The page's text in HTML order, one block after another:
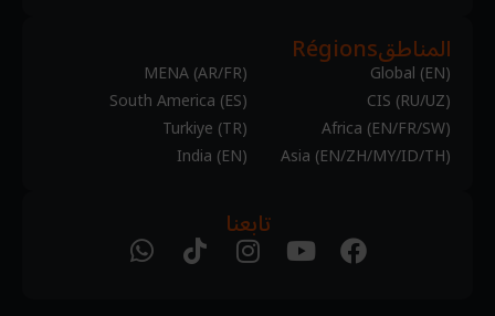
المناطقRégions
Global (EN)
CIS (RU/UZ)
Africa (EN/FR/SW)
Asia (EN/ZH/MY/ID/TH)
MENA (AR/FR)
South America (ES)
Turkiye (TR)
India (EN)
تابعنا